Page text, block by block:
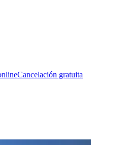
Cancelación gratuita